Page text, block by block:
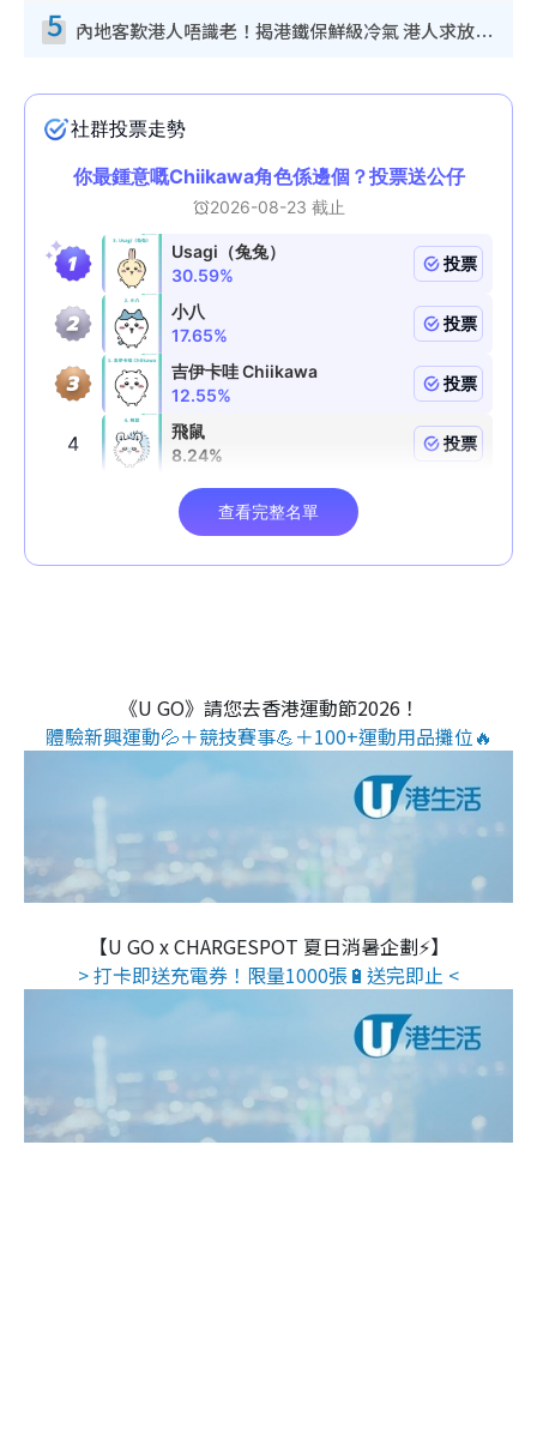
5 內地客歎港人唔識老！揭港鐵保鮮級冷氣 港人求放過：咪投訴
《U GO》請您去香港運動節2026！
體驗新興運動💦＋競技賽事💪＋100+運動用品攤位🔥
【U GO x CHARGESPOT 夏日消暑企劃⚡】
> 打卡即送充電券！限量1000張🔋送完即止 <